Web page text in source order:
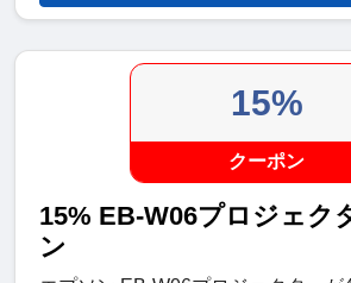
15%
クーポン
15% EB-W06プロジェク
ン